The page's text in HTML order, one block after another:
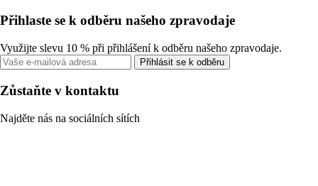
Přihlaste se k odběru našeho zpravodaje
Využijte slevu 10 % při přihlášení k odběru našeho zpravodaje.
Přihlásit se k odběru
Zůstaňte v kontaktu
Najděte nás na sociálních sítích